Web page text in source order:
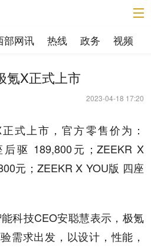
部网讯 热线 政务 视频
氪X正式上市
2023-04-18 17:20
式上市，官方零售价为：
驱 189,800元；ZEEKR X
元；ZEEKR X YOU版 四座
科技CEO安聪慧表示，极氪
需求出发，以设计，性能，